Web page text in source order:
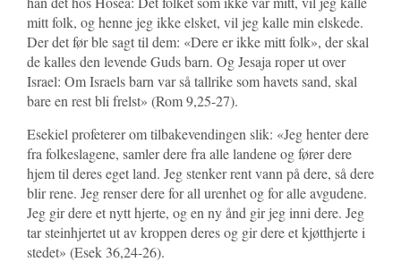
mitt folk, og henne jeg ikke elsket, vil jeg kalle min elskede.
Der det før ble sagt til dem: «Dere er ikke mitt folk», der skal
de kalles den levende Guds barn. Og Jesaja roper ut over
Israel: Om Israels barn var så tallrike som havets sand, skal
bare en rest bli frelst» (Rom 9,25-27).
Esekiel profeterer om tilbakevendingen slik: «Jeg henter dere
fra folkeslagene, samler dere fra alle landene og fører dere
hjem til deres eget land. Jeg stenker rent vann på dere, så dere
blir rene. Jeg renser dere for all urenhet og for alle avgudene.
Jeg gir dere et nytt hjerte, og en ny ånd gir jeg inni dere. Jeg
tar steinhjertet ut av kroppen deres og gir dere et kjøtthjerte i
stedet» (Esek 36,24-26).